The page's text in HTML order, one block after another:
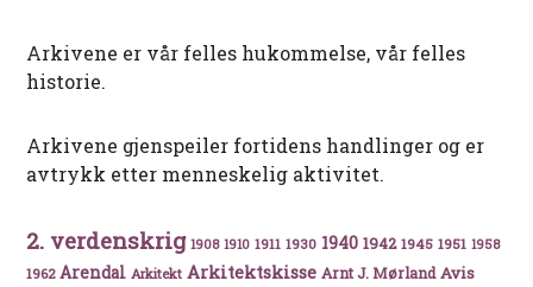
Arkivene er vår felles hukommelse, vår felles
historie.
Arkivene gjenspeiler fortidens handlinger og er
avtrykk etter menneskelig aktivitet.
2. verdenskrig 1908 1910 1911 1930 1940 1942 1945 1951 1958
1962 Arendal Arkitekt Arkitektskisse Arnt J. Mørland Avis